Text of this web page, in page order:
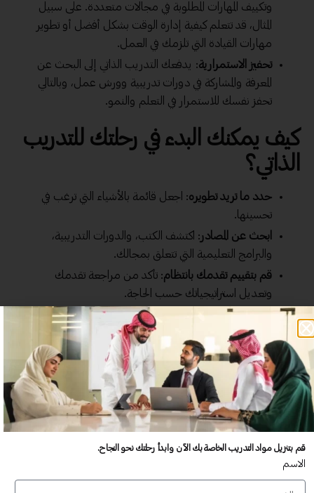
وتكييف المهارات المطلوبة في مجالات متعددة. على سبيل
المثال، قد تتعلم كيفية إدارة الوقت بشكل أفضل أو تطوير
مهارات القيادة التي تلزمك في العمل.
تحفيز الاستمرارية: يدفعك التدريب الذاتي إلى البحث عن
المعرفة والمشاركة في دورات تدريبية وورش عمل، وبالتالي
تحفز نفسك للاستمرار في التعلم والنمو.
كيف يمكنك البدء في رحلتك للتدريب
الذاتي؟
حدد ما تريد تطويره: اجعل قائمة بالأشياء التي ترغب في
تحسينها.
ابحث عن المصادر: اكتشف الكتب، والدورات التدريبية،
والبرامج التعليمية التي تتعلق بمجالك.
قم بتقييم تقدمك بانتظام: تأكد من مراجعة تقدمك
وتعديل استراتيجياتك حسب الحاجة.
تأكد أن التدريب الذاتي هو مفتاح تطوير الذات، فهو يمكّنك من
الوصول إلى إمكاناتك الكاملة، لذا انطلق نحو هذا الطريق باحترافية
وجدية!
أنواع الحقائب التدريبية للتنمية
الشخصية
حقائب تدريبية لتحسين المهارات
قم بتنزيل مواد التدريب الخاصة بك الآن وابدأ رحلتك نحو النجاح.
الاسم